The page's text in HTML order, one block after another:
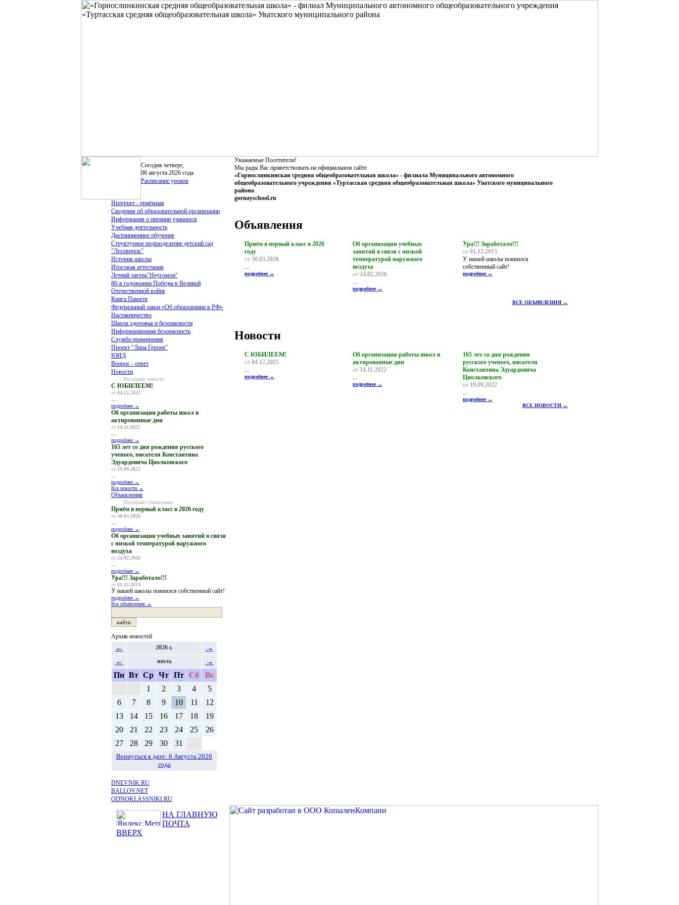
Сегодня четверг,
06 августа 2026 года
Расписание уроков
Интернет - приёмная
Сведения об образовательной организации
Информация о питании учащихся
Учебная деятельность
Дистанционное обучение
Структурное подразделение детский сад
"Лесовичок"
История школы
Итоговая аттестация
Летний лагерь"Неугомон"
80-я годовщина Победы в Великой
Отечественной войне
Книга Памяти
Федеральный закон «Об образовании в РФ»
Наставничество
Школа здоровья и безопасности
Информационная безопасность
Служба примирения
Проект "Лица Героев"
ЮИД
Вопрос - ответ
Новости
Последние новости
С ЮБИЛЕЕМ!
от 04.12.2025
...
подробнее →
Об организации работы школ в
актированные дни
от 14.11.2022
...
подробнее →
165 лет со дня рождения русского
ученого, писателя Константина
Эдуардовича Циолковского
от 19.09.2022
...
подробнее →
Все новости →
Объявления
Последние Объявления
Приём в первый класс в 2026 году
от 30.03.2026
...
подробнее →
Об организации учебных занятий в связи
с низкой температурой наружного
воздуха
от 24.02.2026
...
подробнее →
Ура!!! Заработало!!!
от 01.12.2013
У нашей школы появился собственный сайт!
подробнее →
Все объявления →
Архив новостей
← 2026 г.
→
←
июль
→
Пн Вт Ср Чт Пт Сб
Вс
1
2 3 4
5
6
7 8 9 10 11
12
13
14 15 16 17 18
19
20
21 22 23 24 25
26
27
28 29 30 31
Вернуться к дате: 6 Августа 2026
года
DNEVNIK.RU
BALLOV.NET
ODNOKLASSNIKI.RU
Уважаемые Посетители!
Мы рады Вас приветствовать на официальном сайте
«Горнослинкинская средняя общеобразовательная школа» - филиала Муниципального автономного
общеобразовательного учреждения «Туртасская средняя общеобразовательная школа» Уватского муниципального
района
gornayschool.ru
Объявления
Приём в первый класс в 2026
году
от 30.03.2026
...
подробнее →
Об организации учебных
занятий в связи с низкой
температурой наружного
воздуха
от 24.02.2026
...
подробнее →
Ура!!! Заработало!!!
от 01.12.2013
У нашей школы появился
собственный сайт!
подробнее →
ВСЕ ОБЪЯВЛЕНИЯ →
Новости
С ЮБИЛЕЕМ!
от 04.12.2025
...
подробнее →
Об организации работы школ в
актированные дни
от 14.11.2022
...
подробнее →
165 лет со дня рождения
русского ученого, писателя
Константина Эдуардовича
Циолковского
от 19.09.2022
...
подробнее →
ВСЕ НОВОСТИ →
НА ГЛАВНУЮ
ПОЧТА
ВВЕРХ